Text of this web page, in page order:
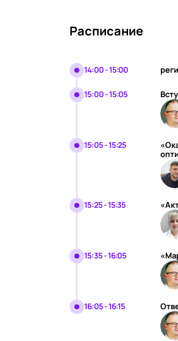
Расписание
14:00 - 15:00
15:00 - 15:05
15:05 - 15:25
15:25 - 15:35
15:35 - 16:05
16:05 - 16:15